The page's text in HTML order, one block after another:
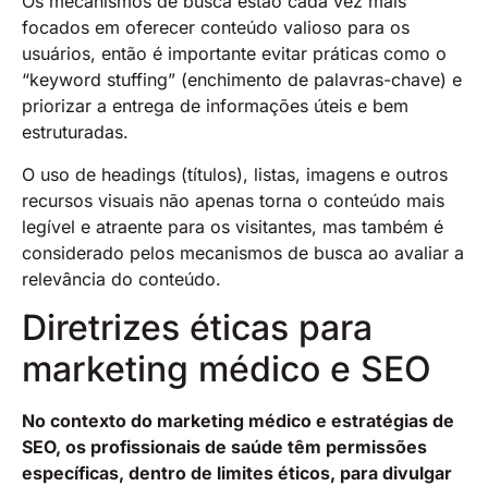
focados em oferecer conteúdo valioso para os
usuários, então é importante evitar práticas como o
“keyword stuffing” (enchimento de palavras-chave) e
priorizar a entrega de informações úteis e bem
estruturadas.
O uso de headings (títulos), listas, imagens e outros
recursos visuais não apenas torna o conteúdo mais
legível e atraente para os visitantes, mas também é
considerado pelos mecanismos de busca ao avaliar a
relevância do conteúdo.
Diretrizes éticas para
marketing médico e SEO
No contexto do marketing médico e estratégias de
SEO, os profissionais de saúde têm permissões
específicas, dentro de limites éticos, para divulgar